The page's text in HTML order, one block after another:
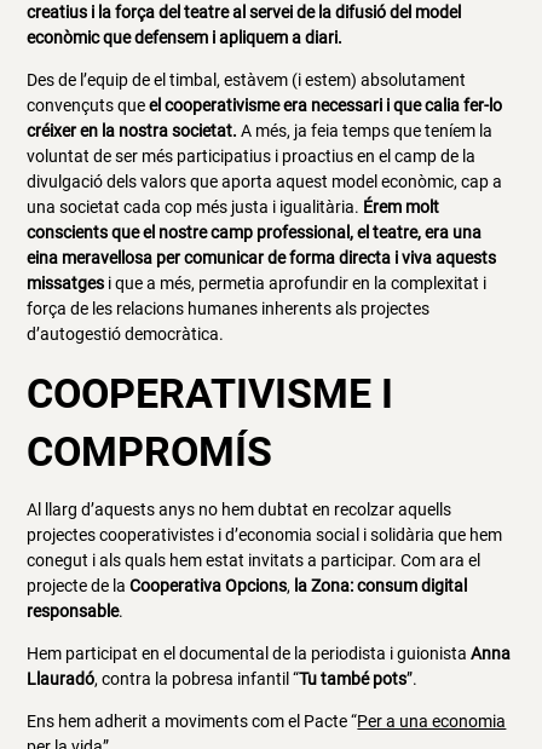
creatius i la força del teatre al servei de la difusió del model
econòmic que defensem i apliquem a diari.
Des de l’equip de el timbal, estàvem (i estem) absolutament
convençuts queel cooperativisme era necessari i que calia fer-lo
créixer en la nostra societat. A més, ja feia temps que teníem la
voluntat de ser més participatius i proactius en el camp de la
divulgació dels valors que aporta aquest model econòmic, cap a
una societat cada cop més justa i igualitària. Érem molt
conscients que el nostre camp professional, el teatre, era una
eina meravellosa per comunicar de forma directa i viva aquests
missatges i que a més, permetia aprofundir en la complexitat i
força de les relacions humanes inherents als projectes
d’autogestió democràtica.
COOPERATIVISME I
COMPROMÍS
Al llarg d’aquests anys no hem dubtat en recolzar aquells
projectes cooperativistes i d’economia social i solidària que hem
conegut i als quals hem estat invitats a participar. Com ara el
projecte de laCooperativa Opcions, la Zona: consum digital
responsable.
Hem participat en el documental de la periodista i guionistaAnna
Llauradó, contra la pobresa infantil “Tu també pots”.
Ens hem adherit a moviments com el Pacte “Per a una economia